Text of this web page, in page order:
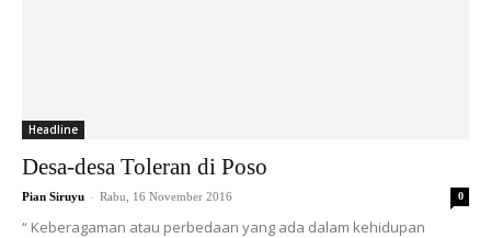
Headline
Desa-desa Toleran di Poso
Pian Siruyu - Rabu, 16 November 2016 0
“ Keberagaman atau perbedaan yang ada dalam kehidupan